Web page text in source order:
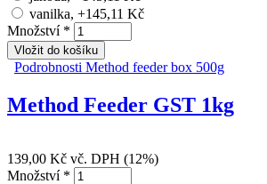
vanilka, +145,11 Kč
Množství *
Podrobnosti Method feeder box 500g
Method Feeder GST 1kg
139,00 Kč vč. DPH (12%)
Množství *